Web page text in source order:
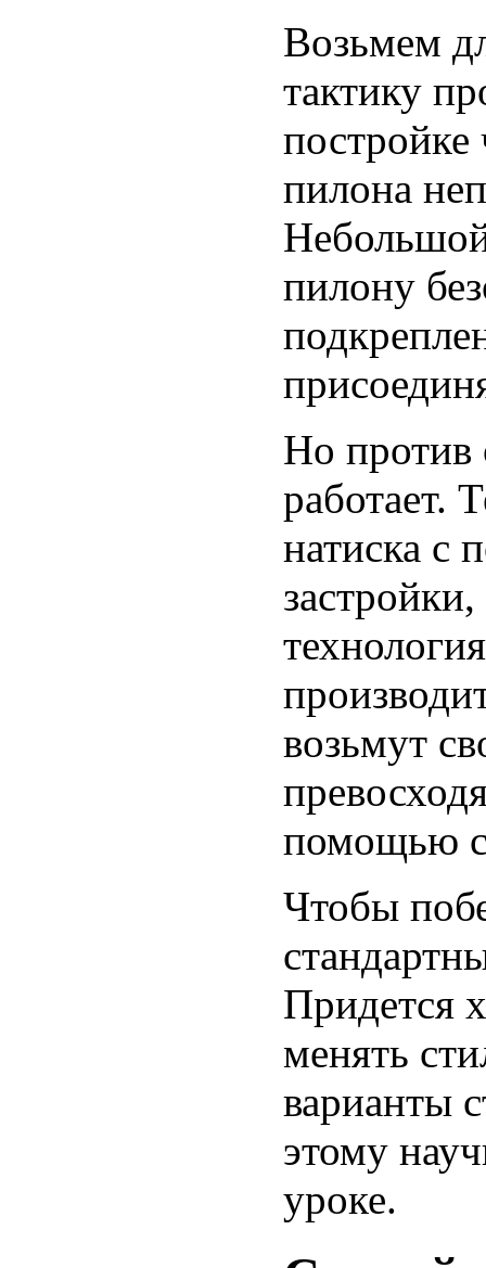
Возьмем
тактику
постройке
пилона
Небольшой
пилону
Но против
работает.
натиска с
возьмут
помощью
Чтобы
Придется
менять
варианты
этому
уроке.